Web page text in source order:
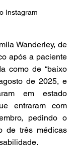
Instagram
Wanderley, de
após a paciente
como de “baixo
de 2025, e
em estado
entraram com
pedindo o
de três médicas